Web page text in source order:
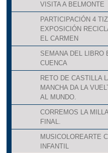
VISITA A BELMONTE
PARTICIPACIÓN 4
EXPOSICIÓN
EL CARMEN
SEMANA DEL LIBRO
CUENCA
RETO DE CASTILLA
MANCHA DA LA
AL MUNDO.
CORREMOS LA
FINAL.
MUSICOLOREARTE
INFANTIL